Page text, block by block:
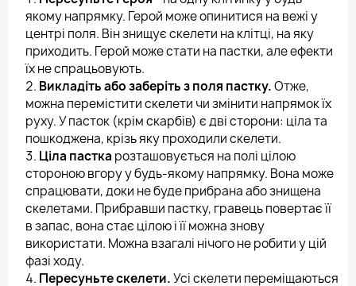
якому напрямку. Герой може опинитися на вежі у
центрі поля. Він знищує скелети на клітці, на яку
приходить. Герой може стати на пастки, але ефекти
їх не спрацьовують.
Викладіть або заберіть з поля пастку.Отже,
можна перемістити скелети чи змінити напрямок їх
руху. У пасток (крім скарбів) є дві сторони: ціла та
пошкоджена, крізь яку проходили скелети.
Ціла пастка розташовується на полі цілою
стороною вгору у будь-якому напрямку. Вона може
спрацювати, доки не буде прибрана або знищена
скелетами. Прибравши пастку, гравець повертає її
в запас, вона стає цілою і її можна знову
використати. Можна взагалі нічого не робити у цій
фазі ходу.
Пересуньте скелети.Усі скелети переміщаються